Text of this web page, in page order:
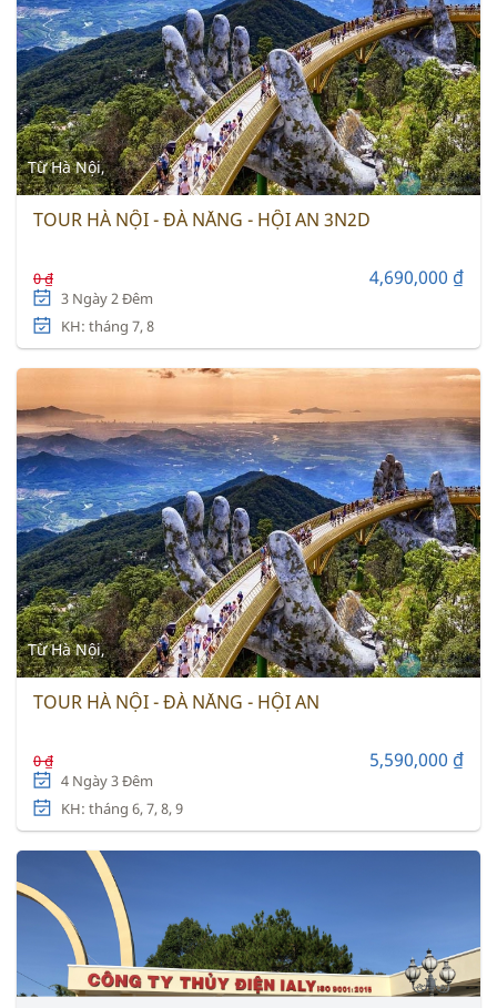
Từ Hà Nội,
TOUR HÀ NỘI - ĐÀ NẴNG - HỘI AN 3N2D
0 ₫ 4,690,000 ₫
3 Ngày 2 Đêm
KH: tháng 7, 8
Từ Hà Nội,
TOUR HÀ NỘI - ĐÀ NẴNG - HỘI AN
0 ₫ 5,590,000 ₫
4 Ngày 3 Đêm
KH: tháng 6, 7, 8, 9